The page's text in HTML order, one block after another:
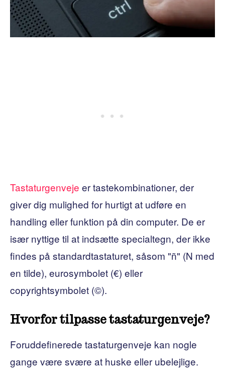
Tastaturgenveje er tastekombinationer, der
giver dig mulighed for hurtigt at udføre en
handling eller funktion på din computer. De er
især nyttige til at indsætte specialtegn, der ikke
findes på standardtastaturet, såsom "ñ" (N med
en tilde), eurosymbolet (€) eller
copyrightsymbolet (©).
Hvorfor tilpasse tastaturgenveje?
Foruddefinerede tastaturgenveje kan nogle
gange være svære at huske eller ubelejlige.